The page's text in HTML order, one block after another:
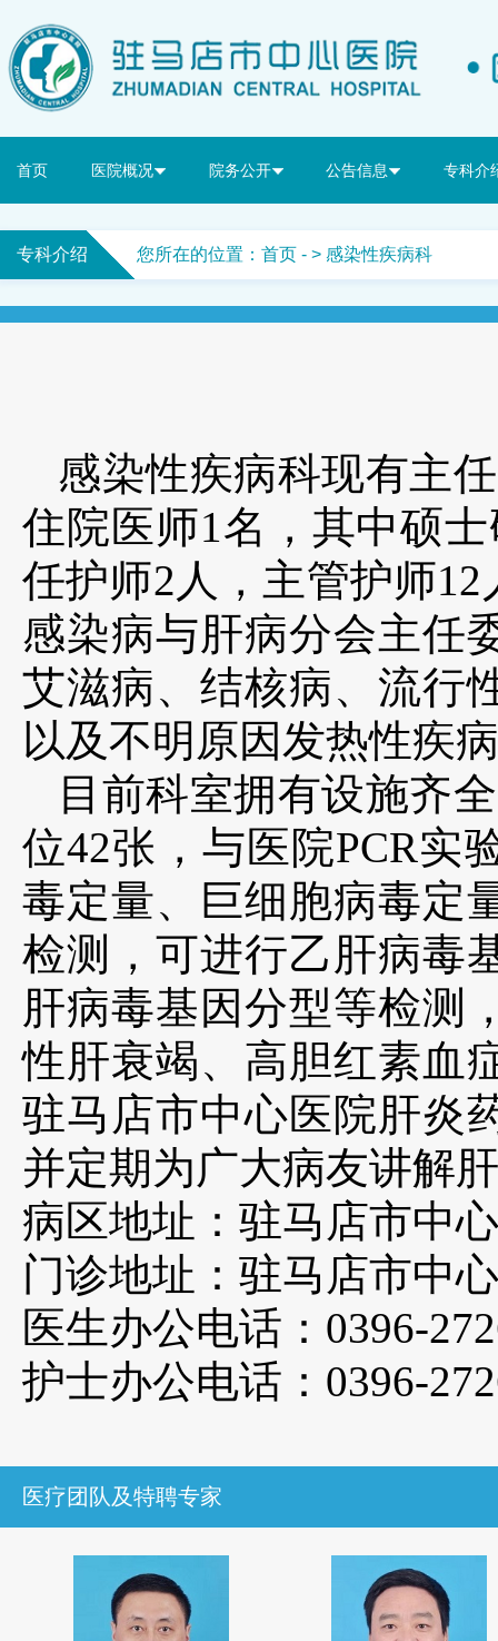
首页 医院概况 院务公开 公告信息 专科介
专科介绍 您所在的位置： 首页 - > 感染性疾病科
感染性疾病科现有主
住院医师1名，其中硕
任护师2人，主管护师
感染病与肝病分会主任
艾滋病、结核病、流行
以及不明原因发热性疾
目前科室拥有设施齐
位42张，与医院PCR实
毒定量、巨细胞病毒定
检测，可进行乙肝病毒
肝病毒基因分型等检测
性肝衰竭、高胆红素血
驻马店市中心医院肝炎
并定期为广大病友讲解
病区地址：驻马店市中
门诊地址：驻马店市中
医生办公电话： 0396-
护士办公电话： 0396-
医疗团队及特聘专家